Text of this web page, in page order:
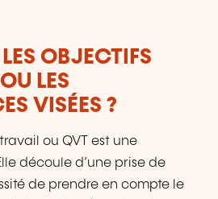
OBJECTIFS
LES
VISÉES ?
ou QVT est une
découle d’une prise de
de prendre en compte le